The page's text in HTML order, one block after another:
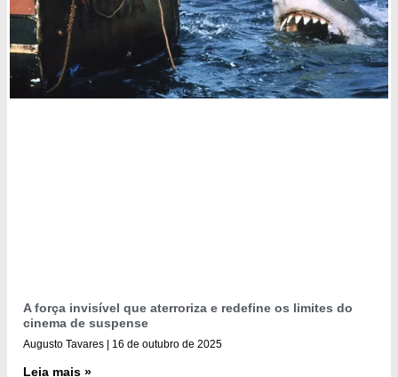
A força invisível que aterroriza e redefine os limites do
cinema de suspense
Augusto Tavares 16 de outubro de 2025
Leia mais »